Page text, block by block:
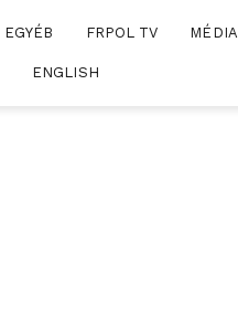
EGYÉB FRPOL TV MÉDIA
ENGLISH